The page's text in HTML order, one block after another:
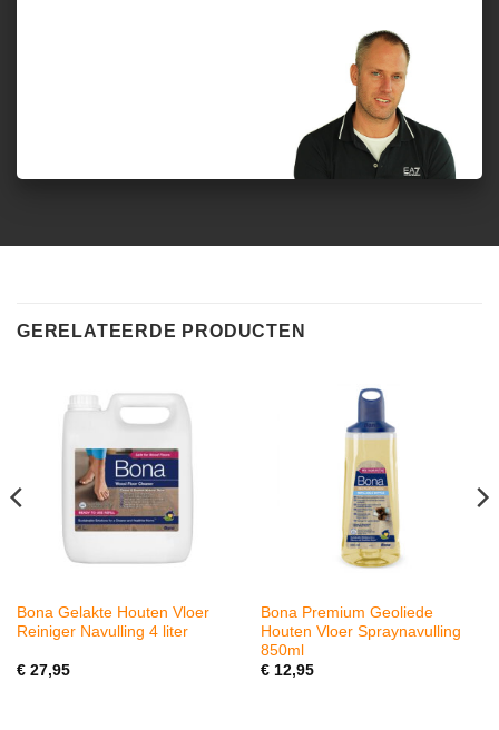
GERELATEERDE PRODUCTEN
Bona Gelakte Houten Vloer
Reiniger Navulling 4 liter
€27,95
Bona Premium Geoliede
Houten Vloer Spraynavulling
850ml
€12,95